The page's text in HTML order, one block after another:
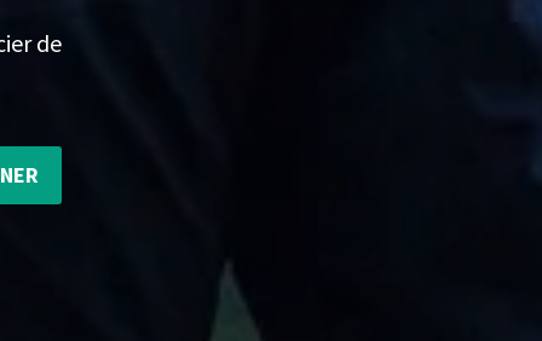
de